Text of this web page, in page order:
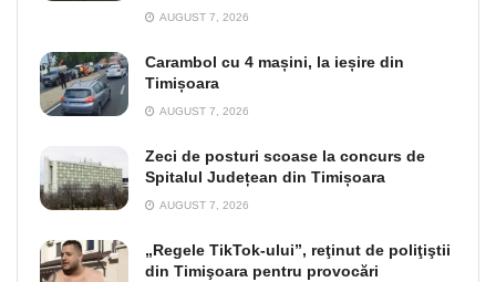
AUGUST 7, 2026
Carambol cu 4 mașini, la ieșire din
Timișoara
AUGUST 7, 2026
Zeci de posturi scoase la concurs de
Spitalul Județean din Timișoara
AUGUST 7, 2026
„Regele TikTok-ului”, reţinut de poliţiştii
din Timişoara pentru provocări